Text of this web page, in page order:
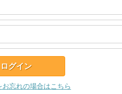
忘れの場合はこちら